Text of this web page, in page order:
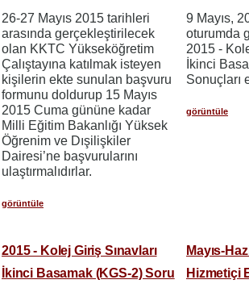
26-27 Mayıs 2015 tarihleri
arasında gerçekleştirilecek
olan KKTC Yükseköğretim
Çalıştayına katılmak isteyen
kişilerin ekte sunulan başvuru
formunu doldurup 15 Mayıs
2015 Cuma gününe kadar
Milli Eğitim Bakanlığı Yüksek
Öğrenim ve Dışilişkiler
Dairesi’ne başvurularını
ulaştırmalıdırlar.
görüntüle
9 Mayıs,
oturumda
2015 -
İkinci
Sonuçları
görüntüle
2015 - Kolej Giriş Sınavları
İkinci Basamak (KGS-2) Soru
Mayıs-
Hizmetiçi